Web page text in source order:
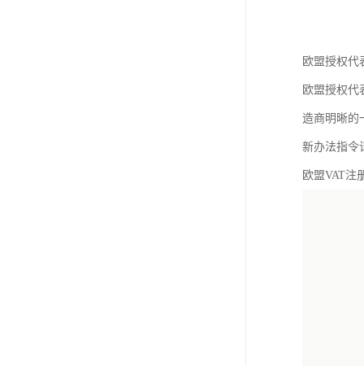
欧盟授权代
欧盟授权代
造商明晰的
新办法指令
欧盟VAT注